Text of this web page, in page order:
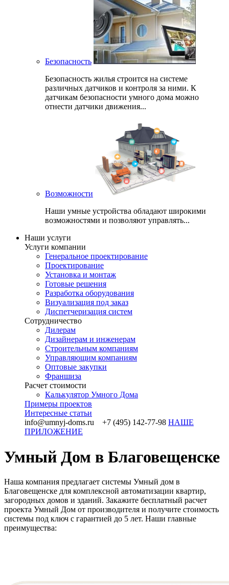
Безопасность
Безопасность жилья строится на системе
различных датчиков и контроля за ними. К
датчикам безопасности умного дома можно
отнести датчики движения...
Возможности
Наши умные устройства обладают широкими
возможностями и позволяют управлять...
Наши услуги
Услуги компании
Генеральное проектирование
Проектирование
Установка и монтаж
Готовые решения
Разработка оборудования
Визуализация под заказ
Диспетчеризация систем
Сотрудничество
Дилерам
Дизайнерам и инженерам
Строительным компаниям
Управляющим компаниям
Оптовые закупки
Франшиза
Раcчет стоимости
Калькулятор Умного Дома
Примеры проектов
Интересные статьи
info@umnyj-doms.ru +7 (495) 142-77-98 НАШЕ
ПРИЛОЖЕНИЕ
Умный Дом в Благовещенске
Наша компания предлагает системы Умный дом в
Благовещенске для комплексной автоматизации квартир,
загородных домов и зданий. Закажите бесплатный расчет
проекта Умный Дом от производителя и получите стоимость
системы под ключ с гарантией до 5 лет. Наши главные
преимущества: